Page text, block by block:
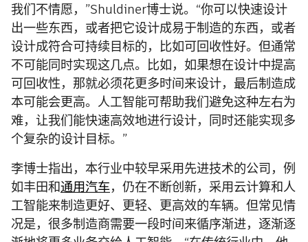
我们不情愿，”Shuldiner博士说。“你可以快速设计
出一些东西，或者把它设计成易于制造的东西，或者
设计成符合可持续目标的，比如可回收性好。但通常
不可能同时实现这几点。比如，如果想在设计中提高
可回收性，那就必须花更多时间来设计，最后制造成
本可能会更高。人工智能可帮助我们避免这种左右为
难，让我们能快速高效地进行设计，同时还能实现多
个复杂的设计目标。”
李博士指出，本行业中较早采用先进技术的公司，例
如丰田和通用汽车，仍在不断创新，采用云计算和人
工智能来制造更好、更轻、更高效的车辆。但常见情
况是，很多制造商需要一段时间来循序渐进，逐渐逐